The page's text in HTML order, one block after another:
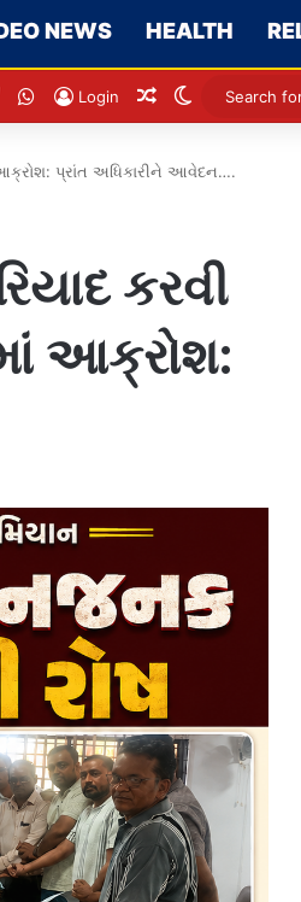
NEWS HEALTH
Play
WhatsApp
Login Random Article
Switch skin
આક્રોશ: પ્રાંત અધિકારીને આવેદન….
કરવી
આક્રોશ: